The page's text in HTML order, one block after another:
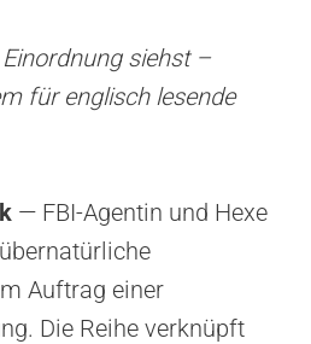
siehst –
für englisch lesende
— FBI-Agentin und Hexe
Auftrag einer
Die Reihe verknüpft